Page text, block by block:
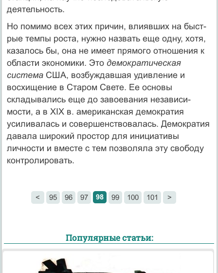
деятельность.
Но помимо всех этих причин, влиявших на быст­
рые темпы роста, нужно назвать еще одну, хотя,
каза­лось бы, она не имеет прямого отношения к
области экономики. Это демократическая
система США, воз­буждавшая удивление и
восхищение в Старом Свете. Ее основы
складывались еще до завоевания независи­
мости, а в XIX в. американская демократия
усилива­лась и совершенствовалась. Демократия
давала широ­кий простор для инициативы
личности и вместе с тем позволяла эту свободу
контролировать.
< 95 96 97 98 99 100 101 >
Популярные статьи: